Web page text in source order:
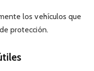
los vehículos que
protección.